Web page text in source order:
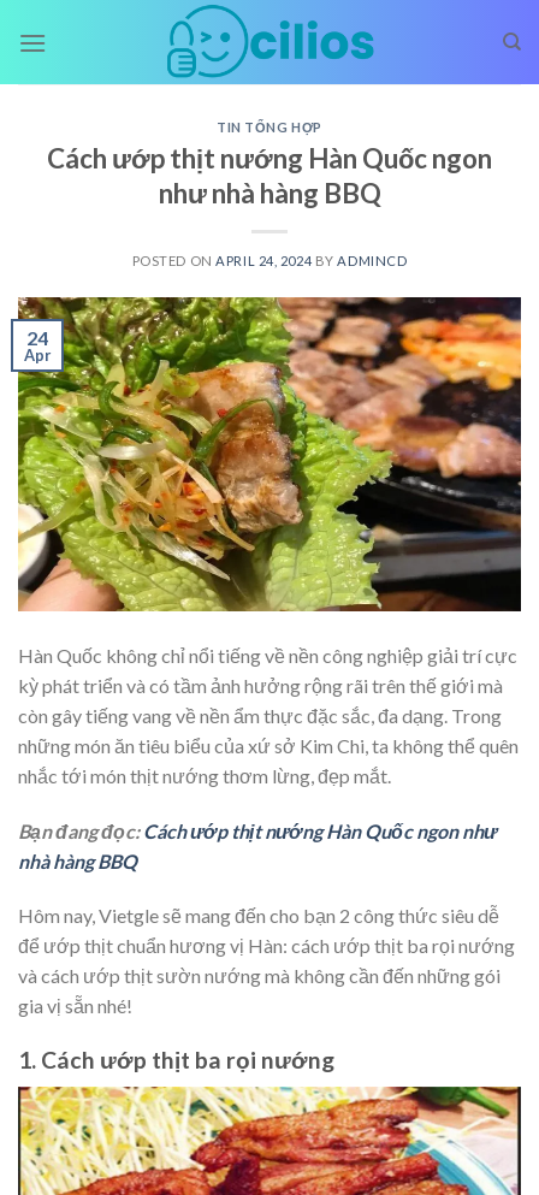
TIN TỔNG HỢP
Cách ướp thịt nướng Hàn Quốc ngon
như nhà hàng BBQ
POSTED ON APRIL 24, 2024 BY ADMINCD
24
Apr
Hàn Quốc không chỉ nổi tiếng về nền công nghiệp giải trí cực
kỳ phát triển và có tầm ảnh hưởng rộng rãi trên thế giới mà
còn gây tiếng vang về nền ẩm thực đặc sắc, đa dạng. Trong
những món ăn tiêu biểu của xứ sở Kim Chi, ta không thể quên
nhắc tới món thịt nướng thơm lừng, đẹp mắt.
Bạn đang đọc:Cách ướp thịt nướng Hàn Quốc ngon như
nhà hàng BBQ
Hôm nay, Vietgle sẽ mang đến cho bạn 2 công thức siêu dễ
để ướp thịt chuẩn hương vị Hàn: cách ướp thịt ba rọi nướng
và cách ướp thịt sườn nướng mà không cần đến những gói
gia vị sẵn nhé!
1. Cách ướp thịt ba rọi nướng